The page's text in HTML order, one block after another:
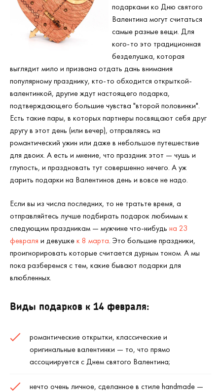
подарками ко Дню святого
Валентина могут считаться
самые разные вещи. Для
кого-то это традиционная
безделушка, которая
выглядит мило и призвана отдать дань внимания
популярному празднику, кто-то обходится открыткой-
валентинкой, другие ждут настоящего подарка,
подтверждающего большие чувства "второй половинки".
Есть такие пары, в которых партнеры посвящают себя друг
другу в этот день (или вечер), отправляясь на
романтический ужин или даже в небольшое путешествие
для двоих. А есть и мнение, что праздник этот — чушь и
глупость, и праздновать тут совершенно нечего. А уж
дарить подарки на Валентинов день и вовсе не надо.
Если вы из числа последних, то не тратьте время, а
отправляйтесь лучше подбирать подарок любимым к
следующим праздникам — мужчине что-нибудь на 23
февраля и девушкек 8 марта. Это большие праздники,
проигнорировать которые считается дурным тоном. А мы
пока разберемся с тем, какие бывают подарки для
влюбленных.
Виды подарков к 14 февраля:
романтические открытки, классические и
оригинальные валентинки — то, что прямо
ассоциируется с Днем святого Валентина;
нечто очень личное, сделанное в стиле handmade —